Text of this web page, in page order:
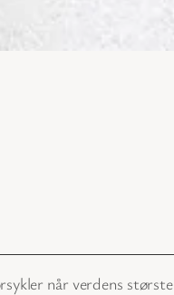
når verdens største